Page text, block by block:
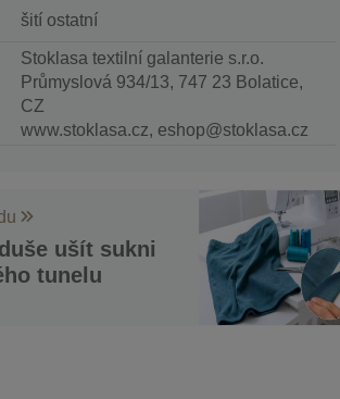
šití ostatní
Stoklasa textilní galanterie s.r.o.
Průmyslová 934/13, 747 23 Bolatice,
CZ
www.stoklasa.cz, eshop@stoklasa.cz
ušít sukni
tunelu